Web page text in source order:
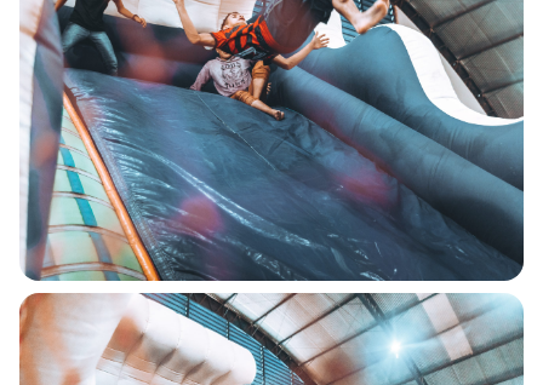
COMUNICADO
IMPORTANTE:
Estamos passando por
uma instabilidade em
nosso WhatsApp, e talvez
nossa resposta a sua